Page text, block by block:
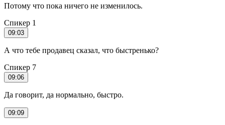
Потому что пока ничего не изменилось.
Спикер 1
09:03
А что тебе продавец сказал, что быстренько?
Спикер 7
09:06
Да говорит, да нормально, быстро.
09:09